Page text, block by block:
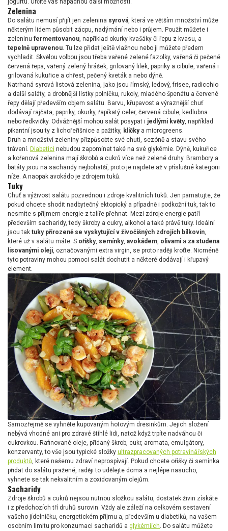
Zelenina
Do salátu nemusí přijít jen zelenina syrová , která ve větším množství může
některým lidem působit zácpu, nadýmání nebo i průjem. Použít můžete i
zeleninu fermentovanou , například okurky kvašáky či řepu z kvasu, a
tepelně upravenou . Tu lze přidat ještě vlažnou nebo ji můžete předem
vychladit. Skvělou volbou jsou třeba vařené zelené fazolky, vařená či pečené
červená řepa, vařený zelený hrášek, grilovaný lilek, papriky a cibule, vařená i
grilovaná kukuřice a chřest, pečený kveták a nebo dýně.
Natrhaná syrová listová zelenina, jako jsou římský, ledový, frisee, radicchio
a další saláty, a drobnější lístky polníčku, rukoly, mladého špenátu a červené
řepy dělají především objem salátu. Barvu, křupavost a výraznější chuť
dodávají rajčata, papriky, okurky, řapíkatý celer, červená cibule, kedlubna
nebo ředkvičky. Odvážnější mohou salát posypat i jedlými květy, například
pikantní jsou ty z lichořeřišnice a pažitky, klíčkya microgreens.
Druh a množství zeleniny přizpůsobte své chuti, sezóně a stavu svého
trávení. Diabetici nebudou zapomínat také na své glykémie. Dýně, kukuřice
a kořenová zelenina mají škrobů a cukrů více než zelené druhy. Brambory a
batáty jsou na sacharidy nejbohatší, proto je najdete až v příslušné kategorii
níže. A naopak avokádo je zdrojem tuků.
Tuky
Chuť a výživost salátu pozvednou i zdroje kvalitních tuků. Jen pamatujte, že
pokud chcete shodit nadbytečný ektopický a případně i podkožní tuk, tak to
nesmíte s příjmem energie z talíře přehnat. Mezi zdroje energie patří
především sacharidy, tedy škroby a cukry, alkohol a také právě tuky. Ideální
jsou tak tuky přirozeně se vyskytující v živočišných zdrojích bílkovin
které už v salátu máte. S oříšky, semínky, avokádem olivami a za studena
lisovanými oleji , označovanými extra virgin, se proto raději kroťte. Nicméně
tyto potraviny mohou pomoci salát dochutit a některé dodávají i křupavý
element.
Samozřejmě se vyhněte kupovaným hotovým dresinkům. Jejich složení
nebývá vhodné ani pro zdravé štíhlé lidi, natož když trpíte nadváhou či
cukrovkou. Rafinované oleje, přidaný škrob, cukr, aromata, emulgátory,
konzervanty, to vše jsou typické složky ultrazpracovaných potravinářských
produktů, které našemu zdraví neprospívají. Pokud chcete oříšky či semínka
přidat do salátu pražené, raději to udělejte doma a nejlépe nasucho,
vyhnete se tak nekvalitním a zoxidovaným olejům.
Sacharidy
Zdroje škrobů a cukrů nejsou nutnou složkou salátu, dostatek živin získáte
i z předchozích tří druhů surovin. Vždy ale záleží na celkovém sestavení
vašeho jídelníčku, energetickém příjmu a, především u diabetiků, na vašem
osobním limitu pro konzumaci sacharidů a glykémiích. Do salátu můžete